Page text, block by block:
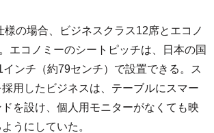
の場合、ビジネスクラス12席とエコノ
エコノミーのシートピッチは、日本の国
ンチ（約79センチ）で設置できる。ス
用したビジネスは、テーブルにスマー
ドを設け、個人用モニターがなくても映
うにしていた。